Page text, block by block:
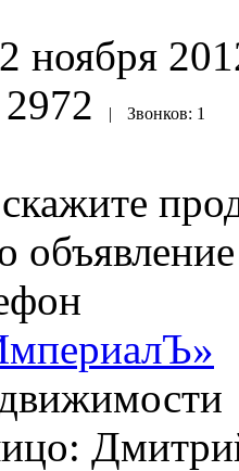
ноября
2972 | Звонков: 1